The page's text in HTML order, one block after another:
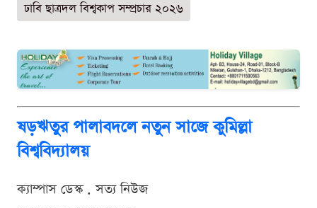
ঢাবি ছাত্রদল বিশ্বকাপ সম্প্রচার ২০২৬
ষড়ঋতুর পালাবদলে নতুন সাজে কুমিল্লা
বিশ্ববিদ্যালয়
ক্যাম্পাস ডেস্ক . সত্য নিউজ